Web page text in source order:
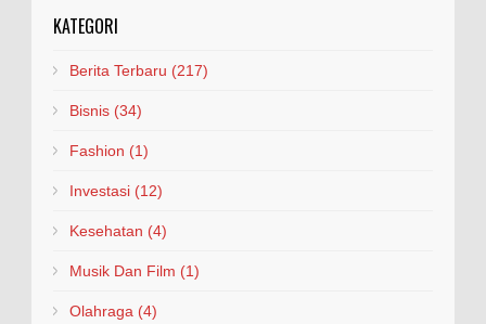
KATEGORI
Berita Terbaru (217)
Bisnis (34)
Fashion (1)
Investasi (12)
Kesehatan (4)
Musik Dan Film (1)
Olahraga (4)